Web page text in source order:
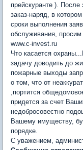
прейскуранте ).
заказ-наряд, в
сроки выполнения
обслуживания,
www.c-invest.ru
Что касается
задачу доводить до
пожарные выходы
о том, что от
,портится
придется за счет
недобросовестно
Вашему имуществу,
порядке.
С уважением,